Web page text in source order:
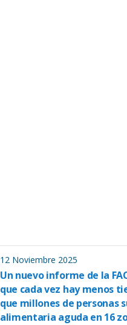
12 Noviembre 2025
Un nuevo informe de la
que cada vez hay menos
que millones de personas
alimentaria aguda en 16